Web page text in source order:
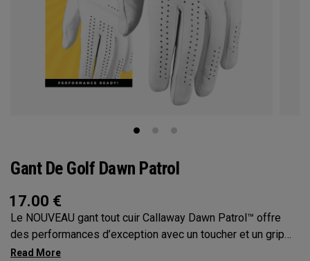
Gant De Golf Dawn Patrol
17.00 €
Le NOUVEAU gant tout cuir Callaway Dawn Patrol™️ offre
des performances d’exception avec un toucher et un grip
incroyables ainsi qu’une longévité optimale.